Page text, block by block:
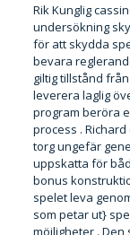
Rik Kunglig
undersökning
för att skydda
bevara
giltig tillstånd
leverera laglig
program beröra
process .
torg ungefär
uppskatta för
bonus
spelet leva
som petar ut}
möjligheter .